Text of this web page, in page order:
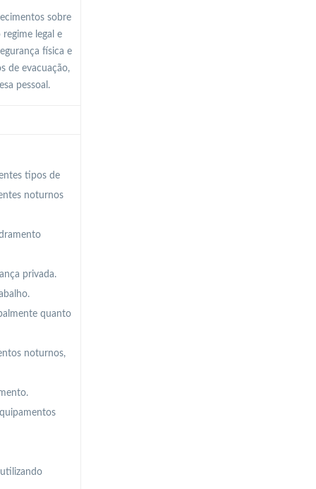
sobre
legal e
física e
de evacuação,
pessoal.
tipos de
noturnos
privada.
quanto
noturnos,